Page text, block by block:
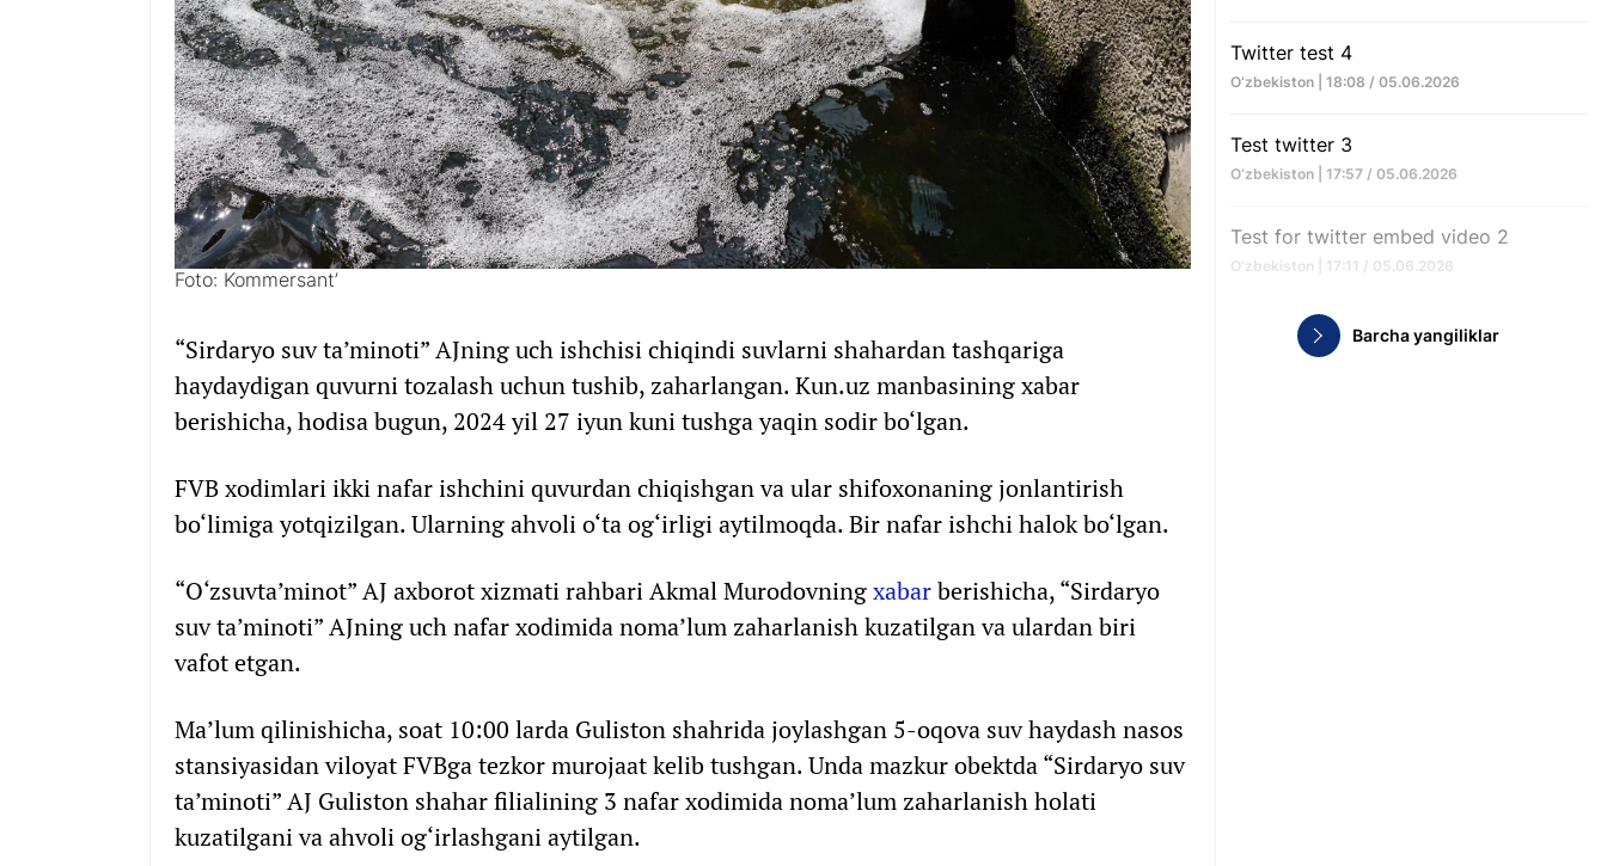
Foto: Kommersant’
“Sirdaryo suv ta’minoti” AJning uch ishchisi chiqindi suvlarni shahardan tashqariga
haydaydigan quvurni tozalash uchun tushib, zaharlangan. Kun.uz manbasining xabar
berishicha, hodisa bugun, 2024 yil 27 iyun kuni tushga yaqin sodir bo‘lgan.
FVB xodimlari ikki nafar ishchini quvurdan chiqishgan va ular shifoxonaning jonlantirish
bo‘limiga yotqizilgan. Ularning ahvoli o‘ta og‘irligi aytilmoqda. Bir nafar ishchi halok bo‘lgan.
“O‘zsuvta’minot” AJ axborot xizmati rahbari Akmal Murodovningxabarberishicha, “Sirdaryo
suv ta’minoti” AJning uch nafar xodimida noma’lum zaharlanish kuzatilgan va ulardan biri
vafot etgan.
Ma’lum qilinishicha, soat 10:00 larda Guliston shahrida joylashgan 5-oqova suv haydash nasos
stansiyasidan viloyat FVBga tezkor murojaat kelib tushgan. Unda mazkur obektda “Sirdaryo suv
ta’minoti” AJ Guliston shahar filialining 3 nafar xodimida noma’lum zaharlanish holati
kuzatilgani va ahvoli og‘irlashgani aytilgan.
Twitter test 4
O‘zbekiston | 18:08 / 05.06.2026
Test twitter 3
O‘zbekiston | 17:57 / 05.06.2026
Test for twitter embed video 2
O‘zbekiston | 17:11 / 05.06.2026
Barcha yangiliklar